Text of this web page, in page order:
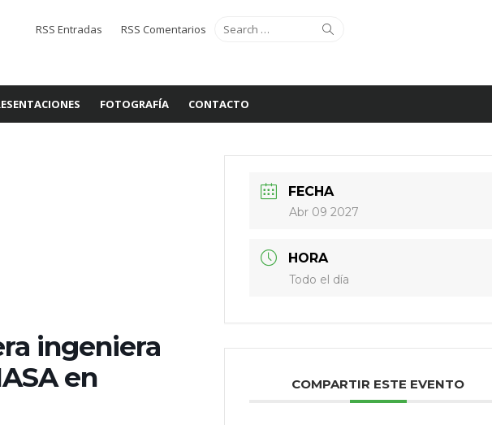
Search
for:
RSS Entradas RSS Comentarios
FOTOGRAFÍA CONTACTO
ingeniera
en
FECHA
Abr 09 2027
HORA
Todo el día
COMPARTIR ESTE EVENTO